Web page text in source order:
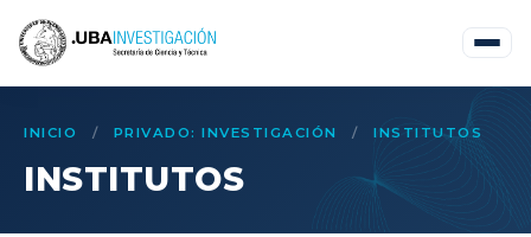
INICIO / PRIVADO: INVESTIGACIÓN / INSTITUTOS
INSTITUTOS